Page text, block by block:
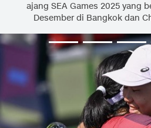
ajang SEA Games 2025 yang
Desember di Bangkok dan